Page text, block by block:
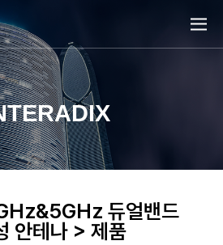
듀얼밴드
안테나 > 제품